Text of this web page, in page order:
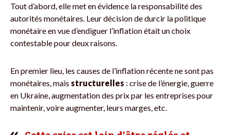
Tout d’abord, elle met en évidence la responsabilité des
autorités monétaires. Leur décision de durcir la politique
monétaire en vue d’endiguer l’inflation était un choix
contestable pour deux raisons.
En premier lieu, les causes de l’inflation récente ne sont pas
monétaires, mais structurelles : crise de l’énergie, guerre
en Ukraine, augmentation des prix par les entreprises pour
maintenir, voire augmenter, leurs marges, etc.